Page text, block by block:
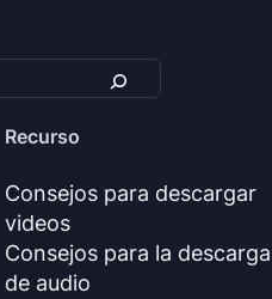
Recurso
Consejos para descargar
videos
Consejos para la descarga
de audio